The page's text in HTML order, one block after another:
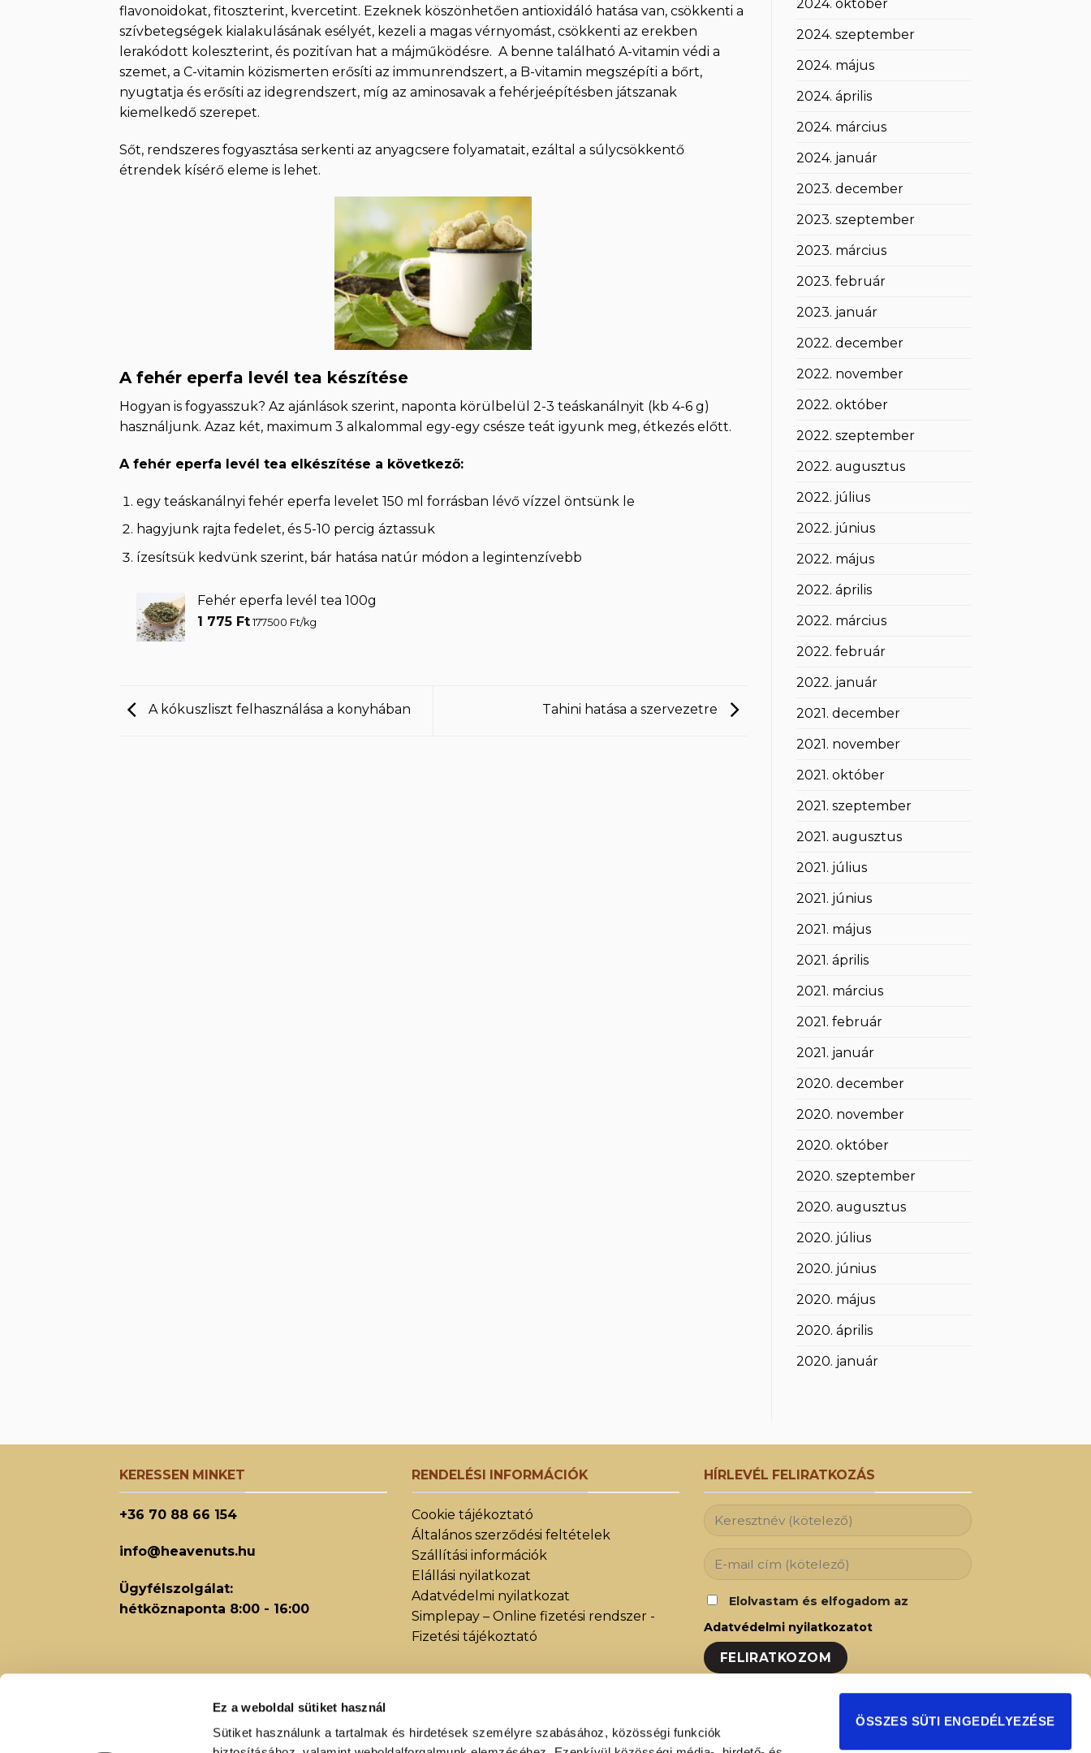
Ez a weboldal sütiket használ
Sütiket használunk a tartalmak és hirdetések személyre szabásához, közösségi funkciók
ÖSSZES SÜTI ENGEDÉLYEZÉSE
flavonoidokat, fitoszterint, kvercetint. Ezeknek köszönhetően antioxidáló hatása van, csökkenti a
szívbetegségek kialakulásának esélyét, kezeli a magas vérnyomást, csökkenti az erekben
lerakódott koleszterint, és pozitívan hat a májműködésre. A benne található A-vitamin védi a
szemet, a C-vitamin közismerten erősíti az immunrendszert, a B-vitamin megszépíti a bőrt,
nyugtatja és erősíti az idegrendszert, míg az aminosavak a fehérjeépítésben játszanak
kiemelkedő szerepet.
Sőt, rendszeres fogyasztása serkenti az anyagcsere folyamatait, ezáltal a súlycsökkentő
étrendek kísérő eleme is lehet.
A fehér eperfa levél tea készítése
Hogyan is fogyasszuk? Az ajánlások szerint, naponta körülbelül 2-3 teáskanálnyit (kb 4-6 g)
használjunk. Azaz két, maximum 3 alkalommal egy-egy csésze teát igyunk meg, étkezés előtt.
A fehér eperfa levél tea elkészítése a következő:
egy teáskanálnyi fehér eperfa levelet 150 ml forrásban lévő vízzel öntsünk le
hagyjunk rajta fedelet, és 5-10 percig áztassuk
ízesítsük kedvünk szerint, bár hatása natúr módon a legintenzívebb
Fehér eperfa levél tea 100g
1 775 Ft177500 Ft/kg
A kókuszliszt felhasználása a konyhában Tahini hatása a szervezetre
2024. október
2024. szeptember
2024. május
2024. április
2024. március
2024. január
2023. december
2023. szeptember
2023. március
2023. február
2023. január
2022. december
2022. november
2022. október
2022. szeptember
2022. augusztus
2022. július
2022. június
2022. május
2022. április
2022. március
2022. február
2022. január
2021. december
2021. november
2021. október
2021. szeptember
2021. augusztus
2021. július
2021. június
2021. május
2021. április
2021. március
2021. február
2021. január
2020. december
2020. november
2020. október
2020. szeptember
2020. augusztus
2020. július
2020. június
2020. május
2020. április
2020. január
KERESSEN MINKET
+36 70 88 66 154
info@heavenuts.hu
Ügyfélszolgálat:
hétköznaponta 8:00 - 16:00
RENDELÉSI INFORMÁCIÓK
Cookie tájékoztató
Általános szerződési feltételek
Szállítási információk
Elállási nyilatkozat
Adatvédelmi nyilatkozat
Simplepay – Online fizetési rendszer -
Fizetési tájékoztató
HÍRLEVÉL FELIRATKOZÁS
Elolvastam és elfogadom az
Adatvédelmi nyilatkozatot
Iratkozzon fel hírlevelünkre és Ön is az elsők
között fog értesülni legújabb akcióinkról,